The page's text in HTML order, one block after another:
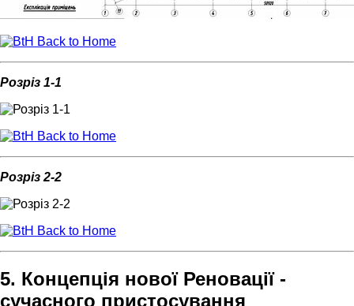
Back to Home
Розріз 1-1
Back to Home
Розріз 2-2
Back to Home
5. Концепція нової Реновації -
сучасного пристосування